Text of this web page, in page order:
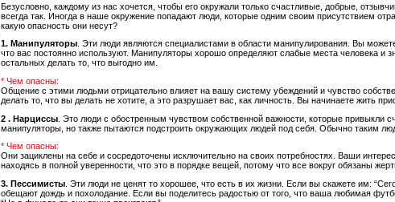
Безусловно, каждому из нас хочется, чтобы его окружали только счастливые, добрые,
всегда так. Иногда в наше окружение попадают люди, которые одним своим присутствием
какую опасность они несут?
1. Манипуляторы . Эти люди являются специалистами в области манипулирования. Вы
что вас постоянно используют. Манипуляторы хорошо определяют слабые места человека и
остальных делать то, что выгодно им.
* Чем опасны:
Общение с этими людьми отрицательно влияет на вашу систему убеждений и чувство
делать то, что вы делать не хотите, а это разрушает вас, как личность. Вы начинаете жить
2 . Нарциссы . Это люди с обостренным чувством собственной важности, которые привыкли
манипуляторы, но также пытаются подстроить окружающих людей под себя. Обычно таким
* Чем опасны:
Они зациклены на себе и сосредоточены исключительно на своих потребностях. Ваши
находясь в полной уверенности, что это в порядке вещей, потому что все вокруг обязаны
3. Пессимисты . Эти люди не ценят то хорошее, что есть в их жизни. Если вы скажете им:
обещают дождь и похолодание. Если вы поделитесь радостью от того, что ваша любимая